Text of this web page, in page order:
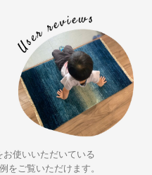
使いいただいている
をご覧いただけます。